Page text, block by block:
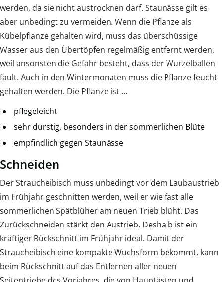
werden, da sie nicht austrocknen darf. Staunässe gilt es
aber unbedingt zu vermeiden. Wenn die Pflanze als
Kübelpflanze gehalten wird, muss das überschüssige
Wasser aus den Übertöpfen regelmäßig entfernt werden,
weil ansonsten die Gefahr besteht, dass der Wurzelballen
fault. Auch in den Wintermonaten muss die Pflanze feucht
gehalten werden. Die Pflanze ist …
pflegeleicht
sehr durstig, besonders in der sommerlichen Blüte
empfindlich gegen Staunässe
Schneiden
Der Straucheibisch muss unbedingt vor dem Laubaustrieb
im Frühjahr geschnitten werden, weil er wie fast alle
sommerlichen Spätblüher am neuen Trieb blüht. Das
Zurückschneiden stärkt den Austrieb. Deshalb ist ein
kräftiger Rückschnitt im Frühjahr ideal. Damit der
Straucheibisch eine kompakte Wuchsform bekommt, kann
beim Rückschnitt auf das Entfernen aller neuen